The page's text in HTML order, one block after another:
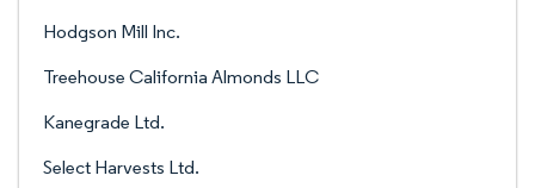
Hodgson Mill Inc.
Treehouse California Almonds LLC
Kanegrade Ltd.
Select Harvests Ltd.